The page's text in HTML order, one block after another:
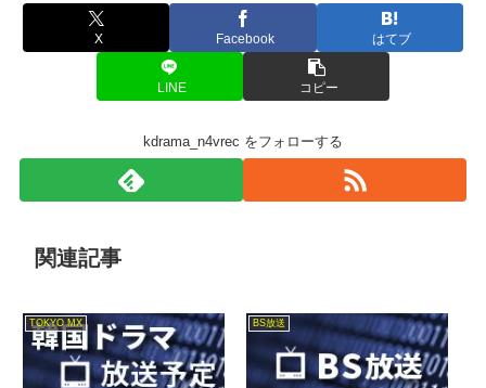
X Facebook はてブ
LINE コピー
kdrama_n4vrec をフォローする
関連記事
TOKYO MX BS放送